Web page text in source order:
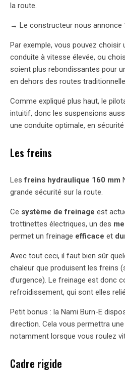
la route.
→ Le constructeur nous annonce
Par exemple, vous pouvez choisir
conduite à vitesse élevée, ou
soient plus rebondissantes pour
en dehors des routes
Comme expliqué plus haut, le
intuitif, donc les suspensions
une conduite optimale, en
Les freins
Lesfreins hydraulique 160 mm
grande sécurité sur la route.
Ce système de freinage est
trottinettes électriques, un des
permet un freinage efficace et
Avec tout ceci, il faut bien sûr
chaleur que produisent les freins
d’urgence). Le freinage est donc
refroidissement, qui sont elles
Petit bonus : la Nami Burn-E
direction. Cela vous permettra
notamment lorsque vous roulez
Cadre rigide